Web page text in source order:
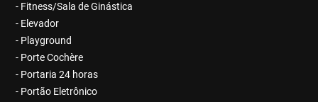
- Fitness/Sala de Ginástica
- Elevador
- Playground
- Porte Cochère
- Portaria 24 horas
- Portão Eletrônico